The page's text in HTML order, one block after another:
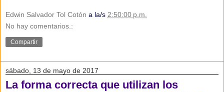
Edwin Salvador Tol Cotón a la/s 2:50:00 p.m.
No hay comentarios.:
Compartir
sábado, 13 de mayo de 2017
La forma correcta que utilizan los